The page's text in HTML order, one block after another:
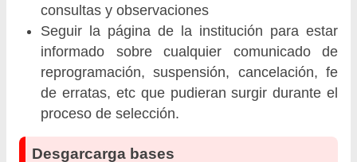
consultas y observaciones
Seguir la página de la institución para estar
informado sobre cualquier comunicado de
reprogramación, suspensión, cancelación, fe
de erratas, etc que pudieran surgir durante el
proceso de selección.
Desgarcarga bases